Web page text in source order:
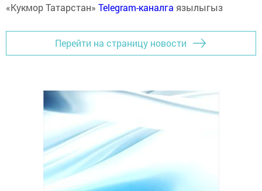
«Кукмор Татарстан» Telegram-каналга язылыгыз
Перейти на страницу новости